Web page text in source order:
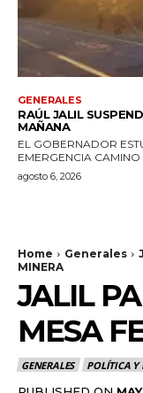
GENERALES
RAÚL JALIL
MAÑANA
EL GOBERNADOR
agosto 6, 2026